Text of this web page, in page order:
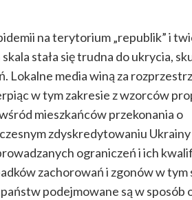
na terytorium „republik” i
stała się trudna do ukrycia,
Lokalne media winą za
w tym zakresie z wzorców
mieszkańców przekonania o
zdyskredytowaniu Ukrainy
ograniczeń i ich
zachorowań i zgonów w tym
podejmowane są w sposób